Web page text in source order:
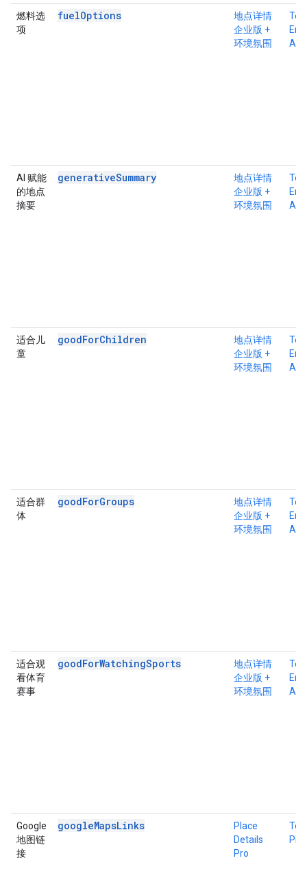
燃料选
项
fuelOptions
地点详情
企业版 +
环境氛围
AI 赋能
的地点
摘要
generativeSummary
地点详情
企业版 +
环境氛围
适合儿
童
goodForChildren
地点详情
企业版 +
环境氛围
适合群
体
goodForGroups
地点详情
企业版 +
环境氛围
适合观
看体育
赛事
goodForWatchingSports
地点详情
企业版 +
环境氛围
Google
地图链
接
googleMapsLinks
Place
Details
Pro
Pro